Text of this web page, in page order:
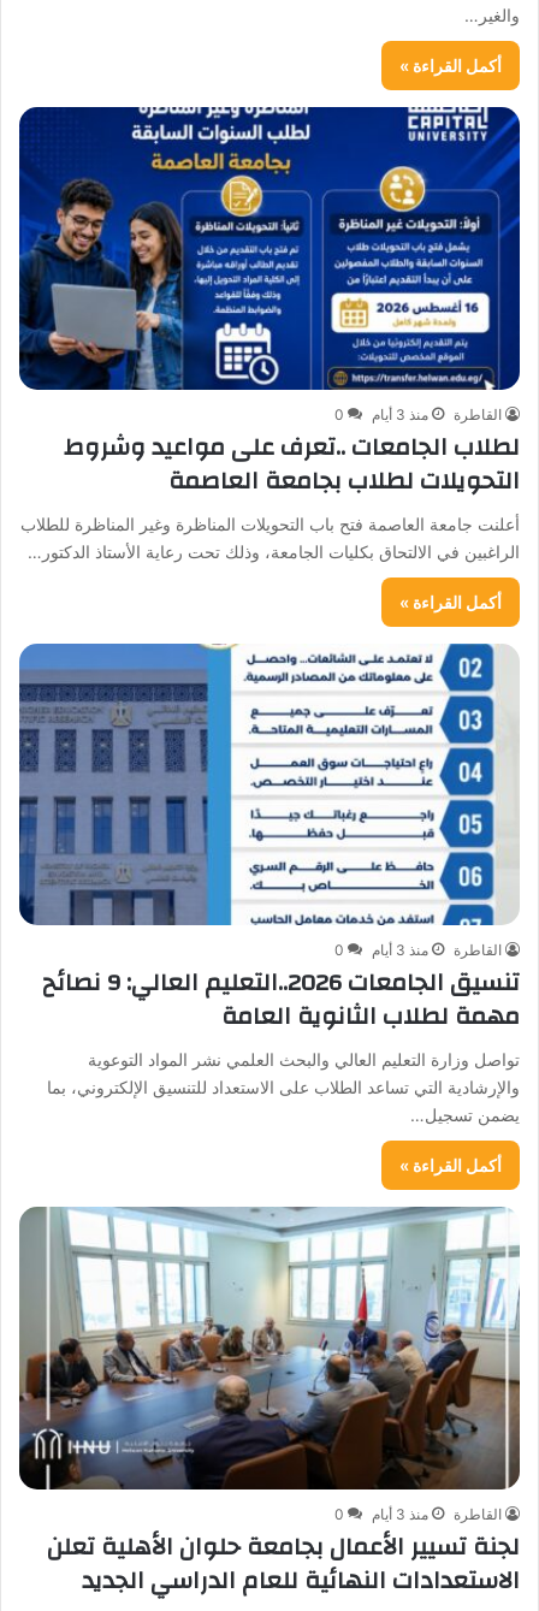
والغير…
أكمل القراءة »
القاطرة منذ 3 أيام 0
لطلاب الجامعات ..تعرف على مواعيد وشروط
التحويلات لطلاب بجامعة العاصمة
أعلنت جامعة العاصمة فتح باب التحويلات المناظرة وغير المناظرة للطلاب
الراغبين في الالتحاق بكليات الجامعة، وذلك تحت رعاية الأستاذ الدكتور…
أكمل القراءة »
القاطرة منذ 3 أيام 0
تنسيق الجامعات 2026..التعليم العالي: 9 نصائح
مهمة لطلاب الثانوية العامة
تواصل وزارة التعليم العالي والبحث العلمي نشر المواد التوعوية
والإرشادية التي تساعد الطلاب على الاستعداد للتنسيق الإلكتروني، بما
يضمن تسجيل…
أكمل القراءة »
القاطرة منذ 3 أيام 0
لجنة تسيير الأعمال بجامعة حلوان الأهلية تعلن
الاستعدادات النهائية للعام الدراسي الجديد